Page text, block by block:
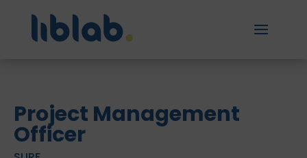
Project Management
Officer